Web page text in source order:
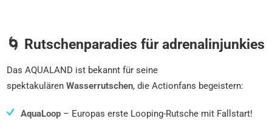
🌀 Rutschenparadies für adrenalinjunkies
Das AQUALAND ist bekannt für seine
spektakulärenWasserrutschen, die Actionfans begeistern:
AquaLoop– Europas erste Looping-Rutsche mit Fallstart!